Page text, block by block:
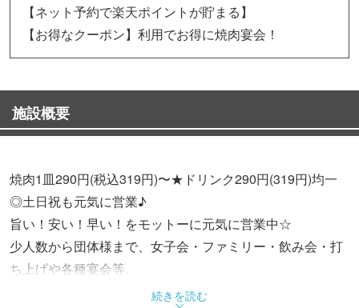
【ネット予約で楽天ポイントが貯まる】
【お得なクーポン】利用でお得に焼肉宴会！
施設概要
焼肉1皿290円(税込319円)〜★ドリンク290円(319円)均一
◎土日祝も元気に営業♪
旨い！安い！早い！をモットーに元気に営業中☆
少人数から団体様まで、女子会・ファミリー・飲み会・打
ち上げや各種宴会等、
様々なシチュエーションでご利用いただけます。
続きを読む